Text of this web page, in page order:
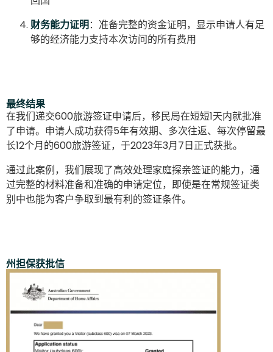
财务能力证明：准备完整的资金证明，显示申请人有足
够的经济能力支持本次访问的所有费用
最终结果
在我们递交600旅游签证申请后，移民局在短短1天内就批准
了申请。申请人成功获得5年有效期、多次往返、每次停留最
长12个月的600旅游签证，于2023年3月7日正式获批。
通过此案例，我们展现了高效处理家庭探亲签证的能力，通
过完整的材料准备和准确的申请定位，即使是在常规签证类
别中也能为客户争取到最有利的签证条件。
州担保获批信